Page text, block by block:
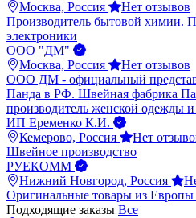
Москва, Россия
Нет отзывов
Производитель бытовой химии.
электроники
ООО "ДМ"
Москва, Россия
Нет отзывов
ООО ДМ - официальный
Панда в РФ. Швейная фабрика
производитель женской одежды
ИП Еременко К.И.
Кемерово, Россия
Нет
Швейное производство
РУЕКОММ
Нижний Новгород, Россия
Оригинальные товары из
Подходящие заказы Все